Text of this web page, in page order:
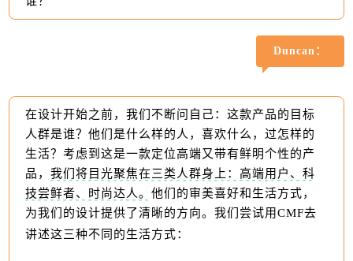
Duncan：
在设计开始之前，我们不断问自己：这款产品的目标
人群是谁？他们是什么样的人，喜欢什么，过怎样的
生活？考虑到这是一款定位高端又带有鲜明个性的产
品，我们将目光聚焦在三类人群身上：高端用户、科
技尝鲜者、时尚达人。他们的审美喜好和生活方式，
为我们的设计提供了清晰的方向。我们尝试用CMF去
讲述这三种不同的生活方式：